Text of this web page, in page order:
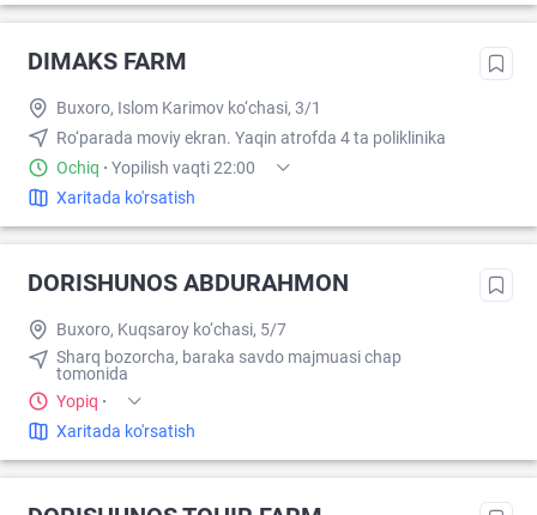
DIMAKS FARM
Buxoro, Islom Karimov ko‘chasi, 3/1
Ro‘parada moviy ekran. Yaqin atrofda 4 ta poliklinika
Ochiq · Yopilish vaqti 22:00
Xaritada ko'rsatish
DORISHUNOS ABDURAHMON
Buxoro, Kuqsaroy ko‘chasi, 5/7
Sharq bozorcha, baraka savdo majmuasi chap
tomonida
Yopiq ·
Xaritada ko'rsatish